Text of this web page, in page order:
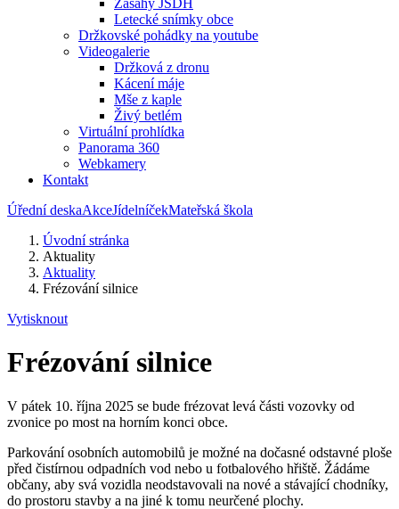
Zásahy JSDH
Letecké snímky obce
Držkovské pohádky na youtube
Videogalerie
Držková z dronu
Kácení máje
Mše z kaple
Živý betlém
Virtuální prohlídka
Panorama 360
Webkamery
Kontakt
Úřední deskaAkceJídelníčekMateřská škola
Úvodní stránka
Aktuality
Aktuality
Frézování silnice
Vytisknout
Frézování silnice
V pátek 10. října 2025 se bude frézovat levá části vozovky od
zvonice po most na horním konci obce.
Parkování osobních automobilů je možné na dočasné odstavné ploše
před čistírnou odpadních vod nebo u fotbalového hřiště. Žádáme
občany, aby svá vozidla neodstavovali na nové a stávající chodníky,
do prostoru stavby a na jiné k tomu neurčené plochy.